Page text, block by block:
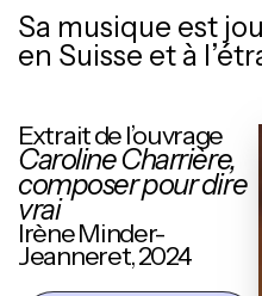
Sa musique est
en Suisse et à
Extrait de l’ouvrage
Caroline Charrière,
composer pour dire
vrai
Irène Minder-
Jeanneret, 2024